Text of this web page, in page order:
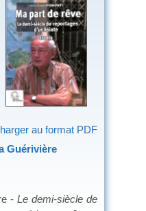
au format PDF
Guérivière
- Le demi-siècle de